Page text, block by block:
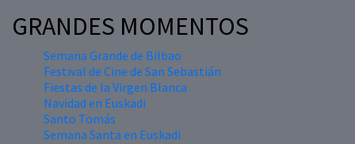
GRANDES MOMENTOS
Semana Grande de Bilbao
Festival de Cine de San Sebastián
Fiestas de la Virgen Blanca
Navidad en Euskadi
Santo Tomás
Semana Santa en Euskadi